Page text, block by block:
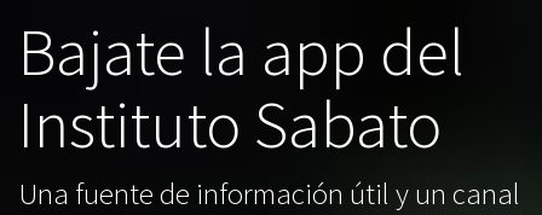
Bajate la app del
Instituto Sabato
Una fuente de información útil y un canal